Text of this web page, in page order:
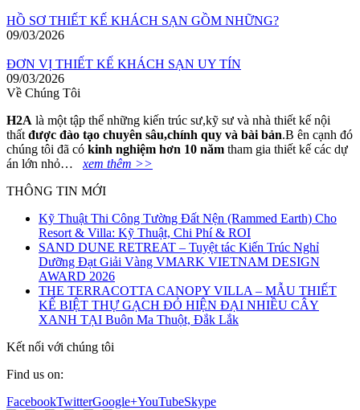
HỒ SƠ THIẾT KẾ KHÁCH SẠN GỒM NHỮNG?
09/03/2026
ĐƠN VỊ THIẾT KẾ KHÁCH SẠN UY TÍN
09/03/2026
Về Chúng Tôi
H2A là một tập thể những kiến trúc sư,kỹ sư và nhà thiết kế nội
thất được đào tạo chuyên sâu,chính quy và bài bản.B ên cạnh đó
chúng tôi đã có kinh nghiệm hơn 10 năm tham gia thiết kế các dự
án lớn nhỏ… xem thêm >>
THÔNG TIN MỚI
Kỹ Thuật Thi Công Tường Đất Nện (Rammed Earth) Cho
Resort & Villa: Kỹ Thuật, Chi Phí & ROI
SAND DUNE RETREAT – Tuyệt tác Kiến Trúc Nghỉ
Dưỡng Đạt Giải Vàng VMARK VIETNAM DESIGN
AWARD 2026
THE TERRACOTTA CANOPY VILLA – MẪU THIẾT
KẾ BIỆT THỰ GẠCH ĐỎ HIỆN ĐẠI NHIỀU CÂY
XANH TẠI Buôn Ma Thuột, Đắk Lắk
Kết nối với chúng tôi
Find us on:
FacebookTwitterGoogle+YouTubeSkype